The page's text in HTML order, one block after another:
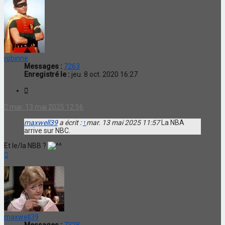
robinne
Messages : 7263
Enregistré le : jeu. 8 oct. 2020 16:27
mar. 13 mai 2025 12:56
maxwell39a écrit : ↑mar. 13 mai 2025 11:57La NBA
arrive sur NBC.
Et le/la NBB ?
maxwell39